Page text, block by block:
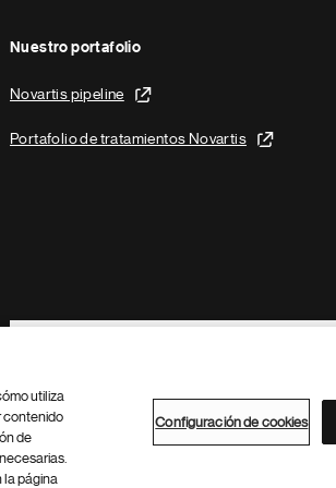
Nuestro portafolio
Novartis pipeline
Portafolio de tratamientos Novartis
Footer Site Search
del sitio
utiliza
contenido
de
la página
Configuración de cookies